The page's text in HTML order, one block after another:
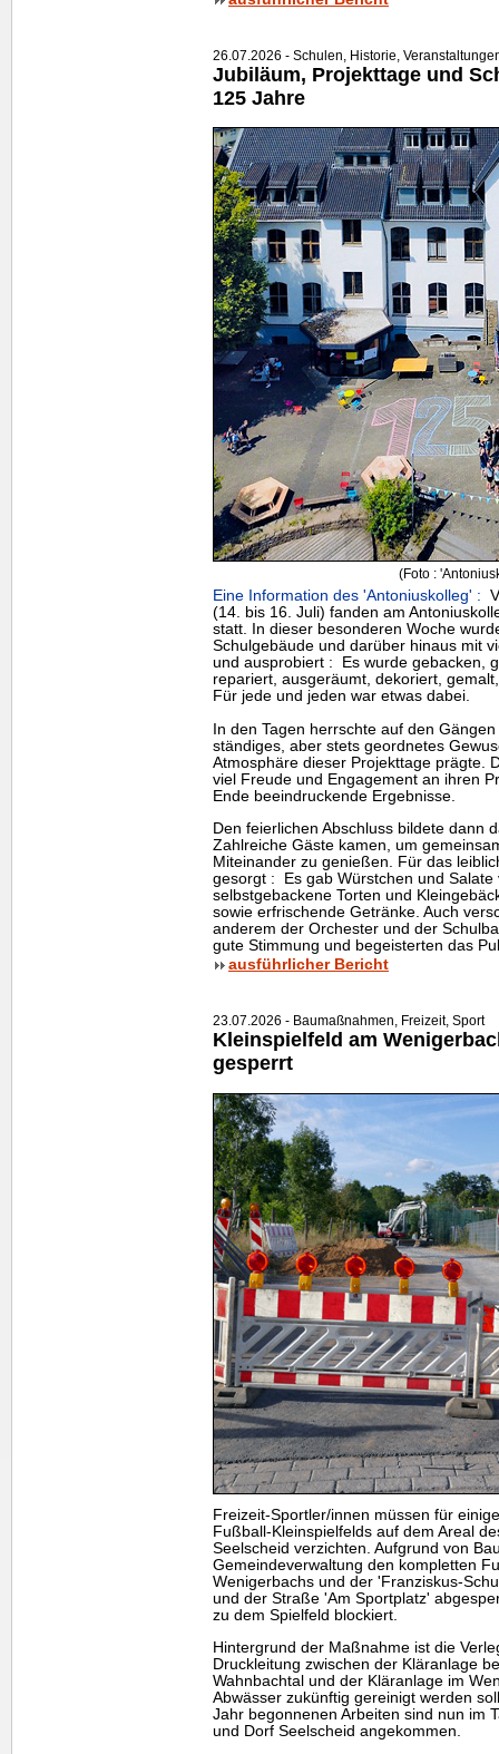
26.07.2026 - Schulen, Historie,
Jubiläum, Projekttage und
125 Jahre
(Foto :
Eine Information des 'Antoniuskolleg' :
(14. bis 16. Juli) fanden am
statt. In dieser besonderen Woche
Schulgebäude und darüber hinaus mit
und ausprobiert : Es wurde gebacken,
repariert, ausgeräumt, dekoriert,
Für jede und jeden war etwas dabei.
In den Tagen herrschte auf den
ständiges, aber stets geordnetes
Atmosphäre dieser Projekttage prägte.
viel Freude und Engagement an ihren
Ende beeindruckende Ergebnisse.
Den feierlichen Abschluss bildete dann
Zahlreiche Gäste kamen, um
Miteinander zu genießen. Für das
gesorgt : Es gab Würstchen und
selbstgebackene Torten und
sowie erfrischende Getränke. Auch
anderem der Orchester und der
gute Stimmung und begeisterten das
ausführlicher Bericht
23.07.2026 - Baumaßnahmen, Freizeit, Sport
Kleinspielfeld am
gesperrt
Freizeit-Sportler/innen müssen für
Fußball-Kleinspielfelds auf dem Areal
Seelscheid verzichten. Aufgrund von
Gemeindeverwaltung den kompletten
Wenigerbachs und der 'Franziskus-
und der Straße 'Am Sportplatz'
zu dem Spielfeld blockiert.
Hintergrund der Maßnahme ist die
Druckleitung zwischen der Kläranlage
Wahnbachtal und der Kläranlage im
Abwässer zukünftig gereinigt werden
Jahr begonnenen Arbeiten sind nun im
und Dorf Seelscheid angekommen.